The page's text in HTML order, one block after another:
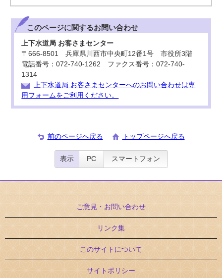
このページに関するお問い合わせ
上下水道局 お客さまセンター
〒666-8501 兵庫県川西市中央町12番1号 市役所3階
電話番号：072-740-1262 ファクス番号：072-740-
1314
上下水道局 お客さまセンターへのお問い合わせは専
用フォームをご利用ください。
前のページへ戻る トップページへ戻る
表示 PC スマートフォン
ご意見・お問い合わせ
リンク集
このサイトについて
サイトポリシー